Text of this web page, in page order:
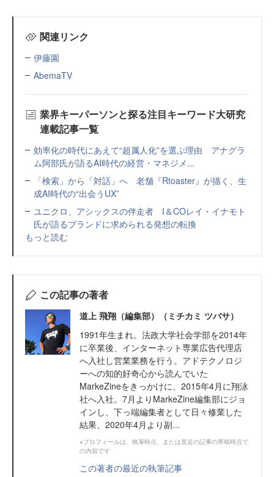
関連リンク
伊藤園
AbemaTV
業界キーパーソンと探る注目キーワード大研究
連載記事一覧
効率化の時代にあえて“超属人化”を選ぶ理由 アナグラ
ム阿部氏が語るAI時代の経営・マネジメ...
「検索」から「対話」へ 老舗『Rtoaster』が描く、生
成AI時代の“出会うUX”
ユニクロ、アシックスの伴走者 I＆COレイ・イナモト
氏が語るブランドに求められる発想の転換
もっと読む
この記事の著者
道上 飛翔（編集部）（ミチカミ ツバサ）
1991年生まれ。法政大学社会学部を2014年
に卒業後、インターネット専業広告代理店
へ入社し営業業務を行う。アドテクノロジ
ーへの知的好奇心から読んでいた
MarkeZineをきっかけに、2015年4月に翔泳
社へ入社。7月よりMarkeZine編集部にジョ
インし、下っ端編集者として日々修業した
結果、2020年4月より副...
※プロフィールは、執筆時点、または直近の記事の寄稿時点で
の内容です
この著者の最近の執筆記事